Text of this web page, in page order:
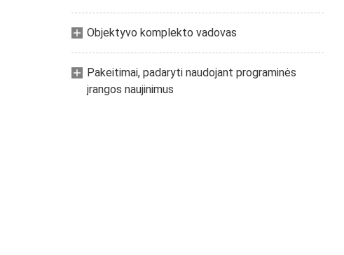
Objektyvo komplekto vadovas
Pakeitimai, padaryti naudojant programinės
įrangos naujinimus